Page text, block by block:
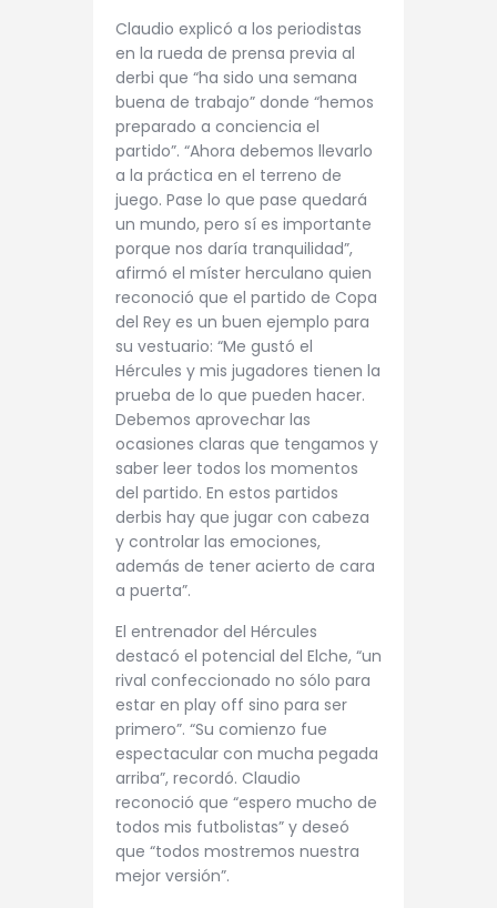
Claudio explicó a los periodistas
en la rueda de prensa previa al
derbi que “ha sido una semana
buena de trabajo” donde “hemos
preparado a conciencia el
partido”. “Ahora debemos llevarlo
a la práctica en el terreno de
juego. Pase lo que pase quedará
un mundo, pero sí es importante
porque nos daría tranquilidad”,
afirmó el míster herculano quien
reconoció que el partido de Copa
del Rey es un buen ejemplo para
su vestuario: “Me gustó el
Hércules y mis jugadores tienen la
prueba de lo que pueden hacer.
Debemos aprovechar las
ocasiones claras que tengamos y
saber leer todos los momentos
del partido. En estos partidos
derbis hay que jugar con cabeza
y controlar las emociones,
además de tener acierto de cara
a puerta”.
El entrenador del Hércules
destacó el potencial del Elche, “un
rival confeccionado no sólo para
estar en play off sino para ser
primero”. “Su comienzo fue
espectacular con mucha pegada
arriba”, recordó. Claudio
reconoció que “espero mucho de
todos mis futbolistas” y deseó
que “todos mostremos nuestra
mejor versión”.